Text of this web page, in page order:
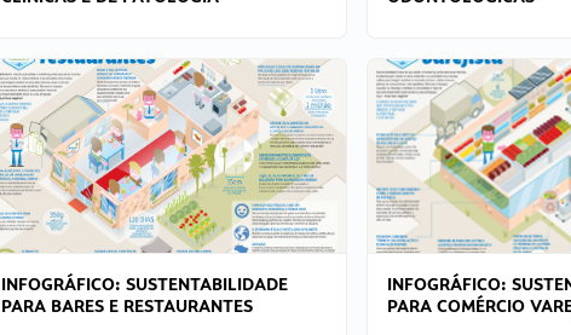
INFOGRÁFICO: SUSTENTABILIDADE
PARA BARES E RESTAURANTES
INFOGRÁFICO:
PARA COMÉRCIO